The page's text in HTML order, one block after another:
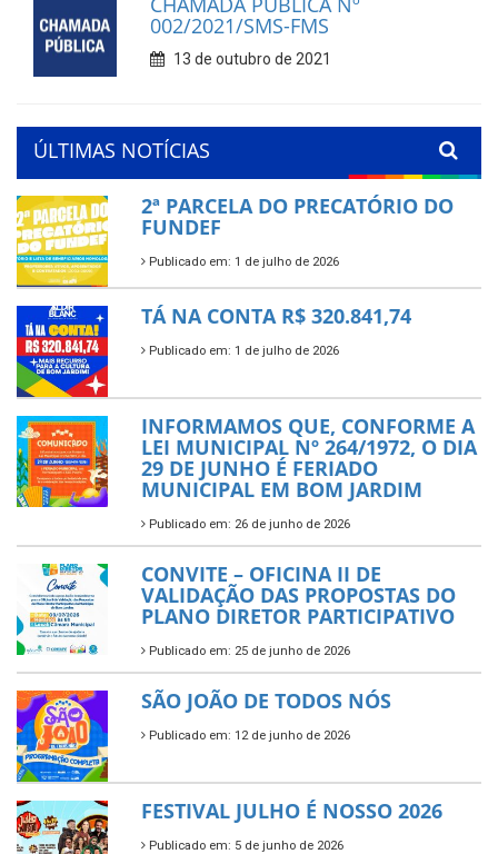
002/2021/SMS-FMS
13 de outubro de 2021
ÚLTIMAS NOTÍCIAS
2ª PARCELA DO PRECATÓRIO DO
FUNDEF
Publicado em: 1 de julho de 2026
TÁ NA CONTA R$ 320.841,74
Publicado em: 1 de julho de 2026
INFORMAMOS QUE, CONFORME A
LEI MUNICIPAL Nº 264/1972, O DIA
29 DE JUNHO É FERIADO
MUNICIPAL EM BOM JARDIM
Publicado em: 26 de junho de 2026
CONVITE – OFICINA II DE
VALIDAÇÃO DAS PROPOSTAS DO
PLANO DIRETOR PARTICIPATIVO
Publicado em: 25 de junho de 2026
SÃO JOÃO DE TODOS NÓS
Publicado em: 12 de junho de 2026
FESTIVAL JULHO É NOSSO 2026
Publicado em: 5 de junho de 2026